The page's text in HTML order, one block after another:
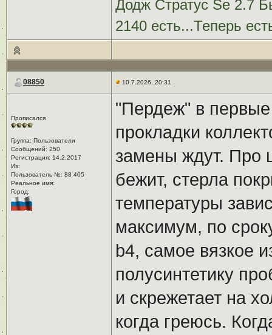
Додж Стратус Se 2.7
2140 есть...Теперь
08850 10.7.2026, 20:31
Прописался
Группа: Пользователи
Сообщений: 250
Регистрация: 14.2.2017
Из: ㅤ
Пользователь №: 88 405
Реальное имя:ㅤ
Город:ㅤ
"Пердеж" в первые
прокладки
замены ждут. Про
бежит, стерла
температуры
максимум, по
b4, самое вязкое
полусинтетику
и скрежетает на
когда греюсь.